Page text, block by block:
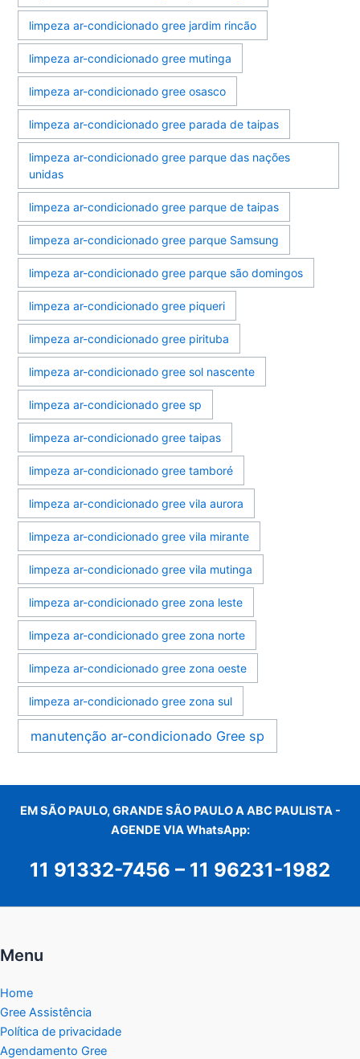
limpeza ar-condicionado gree jardim rincão
limpeza ar-condicionado gree mutinga
limpeza ar-condicionado gree osasco
limpeza ar-condicionado gree parada de taipas
limpeza ar-condicionado gree parque das nações
unidas
limpeza ar-condicionado gree parque de taipas
limpeza ar-condicionado gree parque Samsung
limpeza ar-condicionado gree parque são domingos
limpeza ar-condicionado gree piqueri
limpeza ar-condicionado gree pirituba
limpeza ar-condicionado gree sol nascente
limpeza ar-condicionado gree sp
limpeza ar-condicionado gree taipas
limpeza ar-condicionado gree tamboré
limpeza ar-condicionado gree vila aurora
limpeza ar-condicionado gree vila mirante
limpeza ar-condicionado gree vila mutinga
limpeza ar-condicionado gree zona leste
limpeza ar-condicionado gree zona norte
limpeza ar-condicionado gree zona oeste
limpeza ar-condicionado gree zona sul
manutenção ar-condicionado Gree sp
EM SÃO PAULO, GRANDE SÃO PAULO A ABC PAULISTA -
AGENDE VIA WhatsApp:
11 91332-7456 – 11 96231-1982
Menu
Home
Gree Assistência
Política de privacidade
Agendamento Gree